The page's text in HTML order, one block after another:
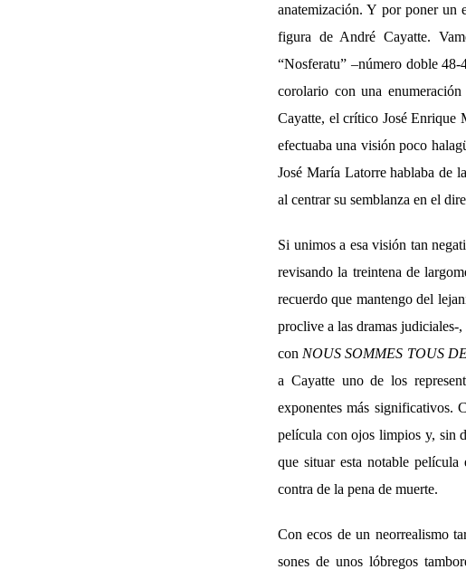
anatemización. Y por poner un
figura de André Cayatte.
“Nosferatu” –número doble
corolario con una
Cayatte, el crítico José
efectuaba una visión poco
José María Latorre hablaba de
al centrar su semblanza en el
Si unimos a esa visión tan
revisando la treintena de
recuerdo que mantengo del
proclive a las dramas judiciales-
con NOUS SOMMES TOUS
a Cayatte uno de los
exponentes más significativos.
película con ojos limpios y, sin
que situar esta notable
contra de la pena de muerte.
Con ecos de un neorrealismo
sones de unos lóbregos